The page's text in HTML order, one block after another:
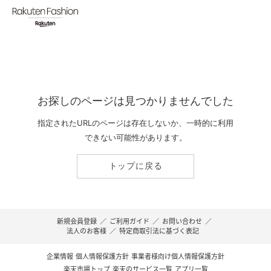
お探しのページは見つかりませんでした
指定されたURLのページは存在しないか、一時的に利用
できない可能性があります。
トップに戻る
新規会員登録 ／ ご利用ガイド ／ お問い合わせ ／
法人のお客様 ／ 特定商取引法に基づく表記
企業情報 個人情報保護方針 事業者様向け個人情報保護方針
楽天市場トップ 楽天のサービス一覧 アプリ一覧